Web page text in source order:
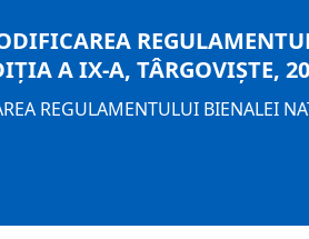
A IX-A, TÂRGOVIȘTE,
REGULAMENTULUI BIENALEI